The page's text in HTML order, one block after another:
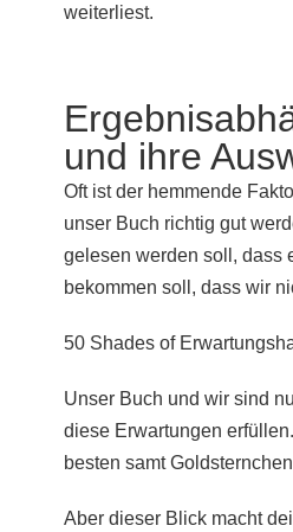
weiterliest.
und ihre
Oft ist der hemmende
unser Buch richtig gut
gelesen werden soll, dass
bekommen soll, dass wir
50 Shades of
Unser Buch und wir sind
diese Erwartungen
besten samt
Aber dieser Blick macht